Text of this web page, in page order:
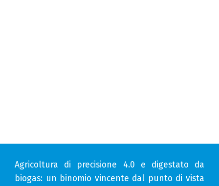
Agricoltura di precisione 4.0 e digestato da
biogas: un binomio vincente dal punto di vista